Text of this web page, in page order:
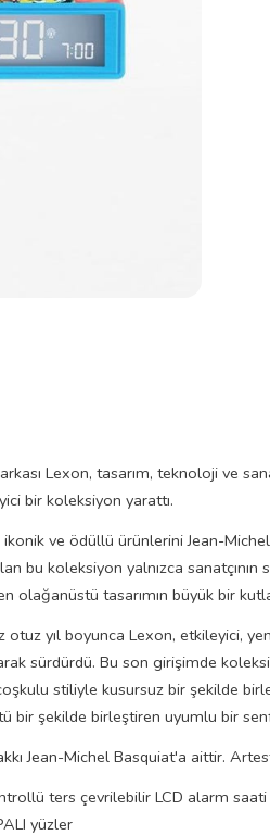
Lexon, tasarım, teknoloji ve
bir koleksiyon yarattı.
ve ödüllü ürünlerini Jean-
bu koleksiyon yalnızca
olağanüstü tasarımın büyük bir
otuz yıl boyunca Lexon, etkileyici,
sürdürdü. Bu son girişimde
stiliyle kusursuz bir şekilde
bir şekilde birleştiren uyumlu bir
Jean-Michel Basquiat'a aittir.
ters çevrilebilir LCD alarm saati
yüzler